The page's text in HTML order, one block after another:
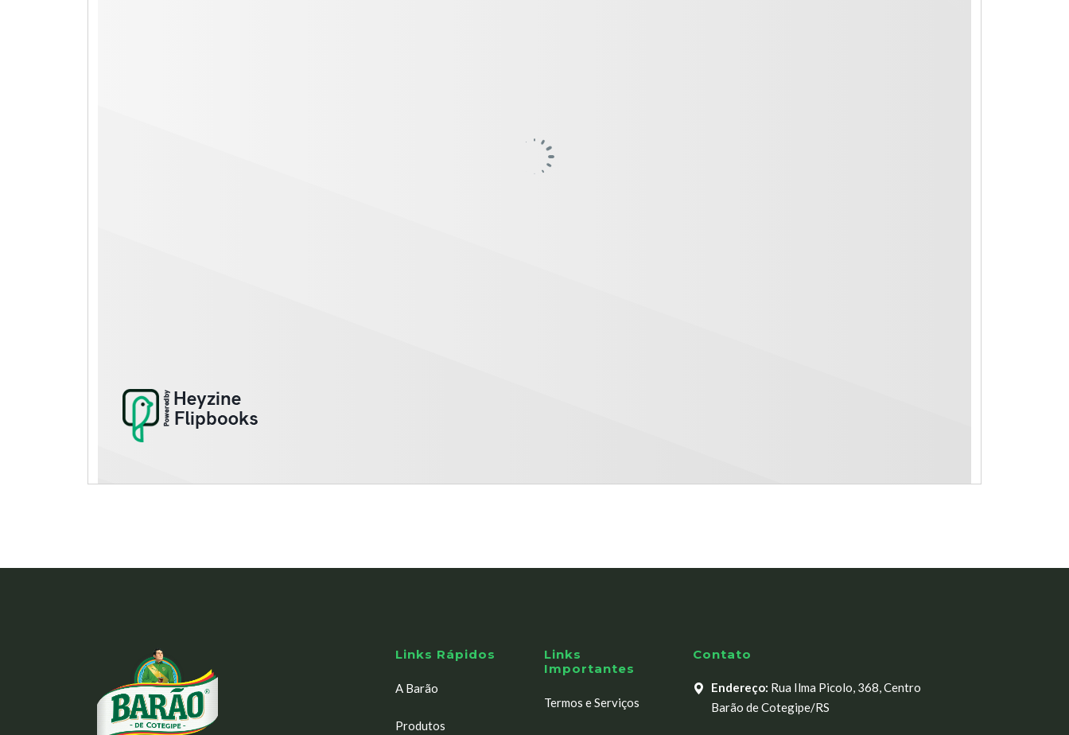
Links Rápidos
A Barão
Produtos
Links
Importantes
Termos e Serviços
Contato
Endereço: Rua Ilma Picolo, 368, Centro
Barão de Cotegipe/RS